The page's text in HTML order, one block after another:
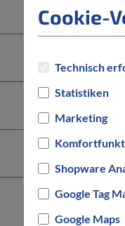
Cookie-
Technisch
Statistiken
Marketing
Shopware
Google Tag
Google Maps